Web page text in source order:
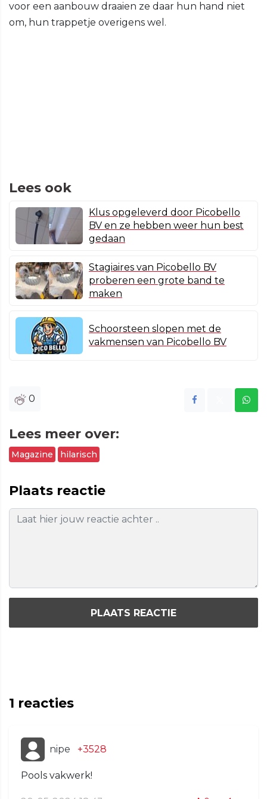
voor een aanbouw draaien ze daar hun hand niet
om, hun trappetje overigens wel.
Lees ook
Klus opgeleverd door Picobello
BV en ze hebben weer hun best
gedaan
Stagiaires van Picobello BV
proberen een grote band te
maken
Schoorsteen slopen met de
vakmensen van Picobello BV
0
Lees meer over:
Magazine hilarisch
Plaats reactie
PLAATS REACTIE
1 reacties
nipe +3528
Pools vakwerk!